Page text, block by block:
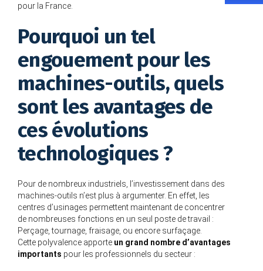
pour la France.
Pourquoi un tel
engouement pour les
machines-outils, quels
sont les avantages de
ces évolutions
technologiques ?
Pour de nombreux industriels, l’investissement dans des
machines-outils n’est plus à argumenter. En effet, les
centres d’usinages permettent maintenant de concentrer
de nombreuses fonctions en un seul poste de travail :
Perçage, tournage, fraisage, ou encore surfaçage.
Cette polyvalence apporte un grand nombre d’avantages
importants pour les professionnels du secteur :